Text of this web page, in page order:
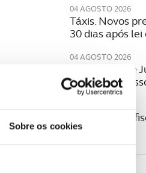
Sobre os cookies
04 AGOSTO 2026
Táxis. Novos
30 dias após lei
04 AGOSTO 2026
Provedoria de
falhas no
GNR reforça
domingo